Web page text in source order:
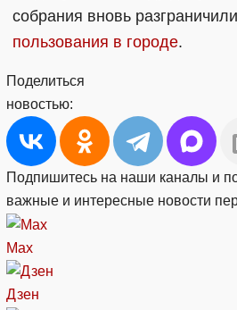
собрания вновь разграничили
пользования в городе.
Поделиться
новостью:
Подпишитесь на наши каналы и
важные и интересные новости
Max
Дзен